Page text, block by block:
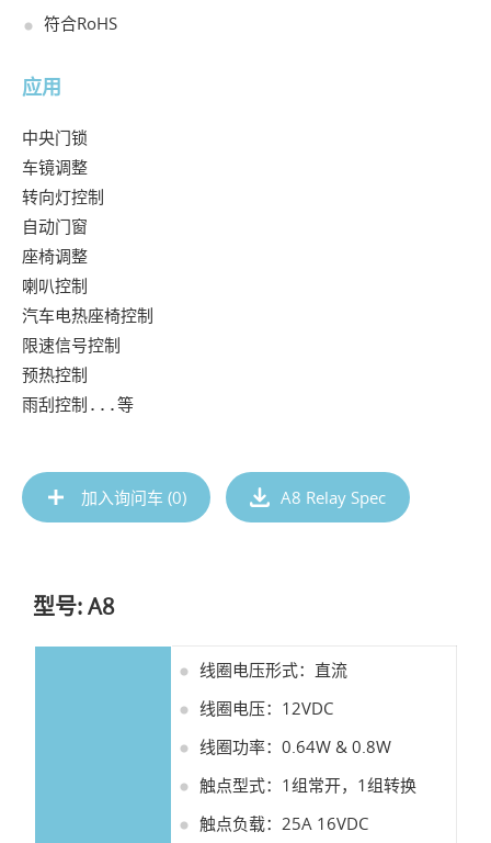
符合RoHS
应用
中央门锁
车镜调整
转向灯控制
自动门窗
座椅调整
喇叭控制
汽车电热座椅控制
限速信号控制
预热控制
雨刮控制...等
加入询问车 (0) A8 Relay Spec
型号: A8
线圈电压形式：直流
线圈电压：12VDC
线圈功率：0.64W & 0.8W
触点型式：1组常开，1组转换
触点负载：25A 16VDC